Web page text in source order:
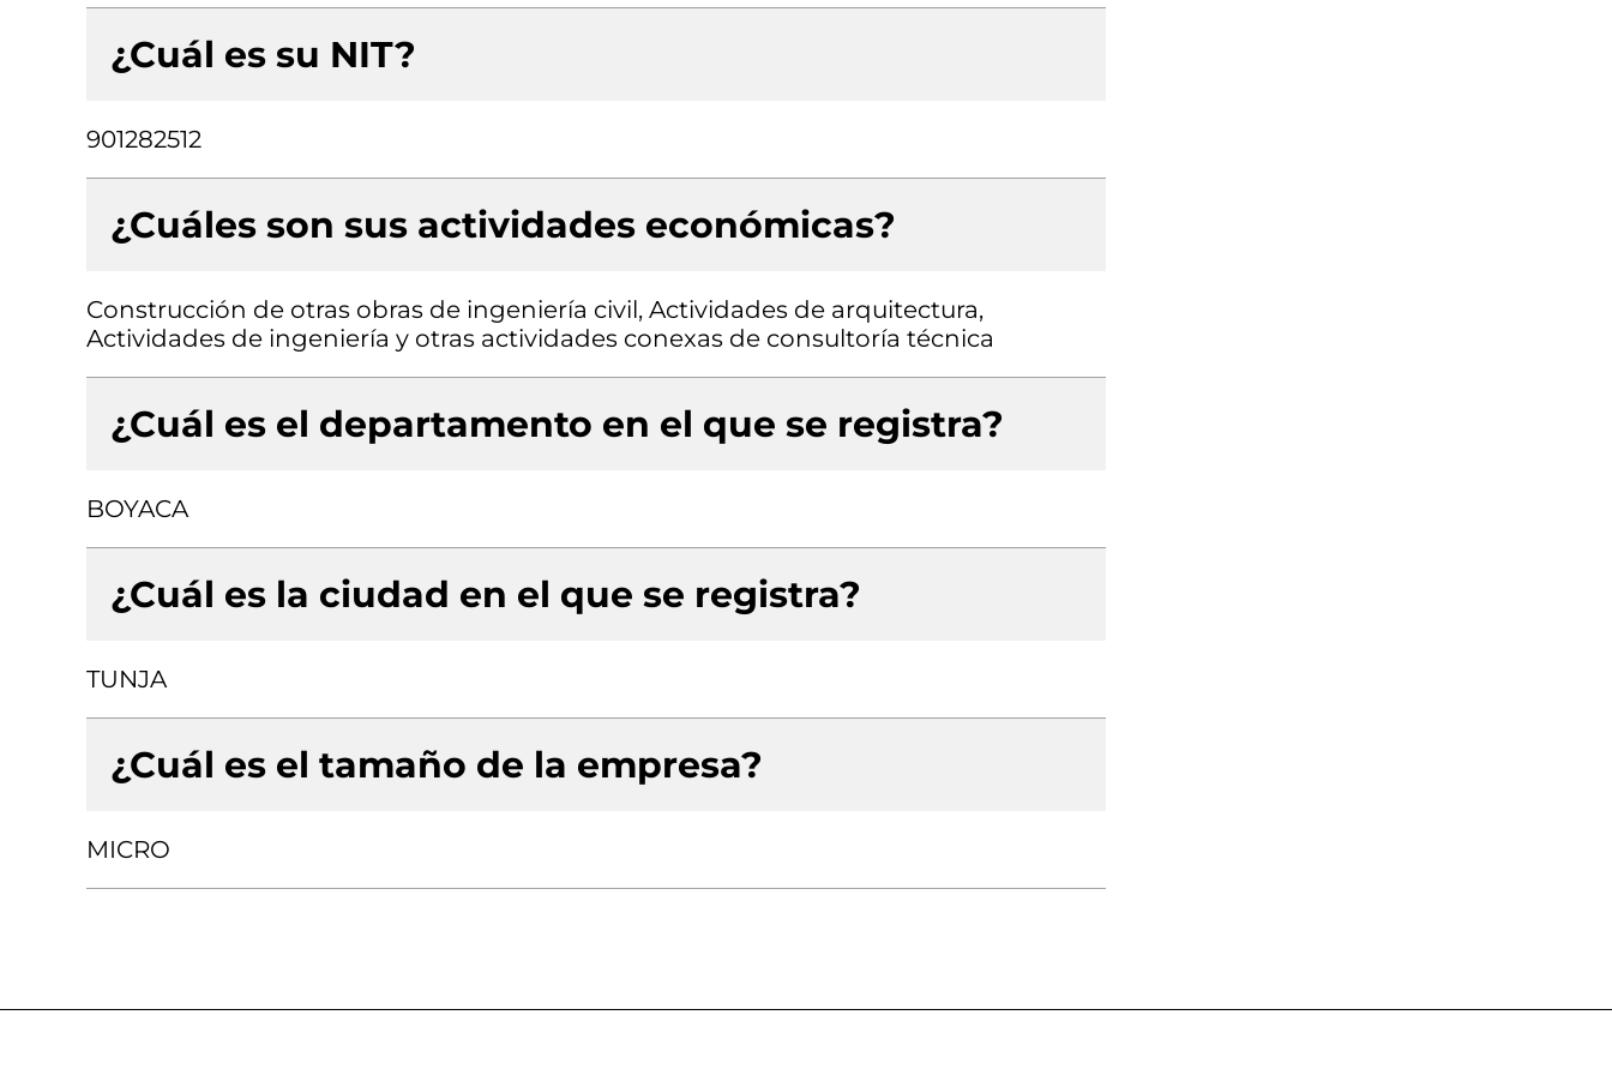
¿Cuál es su NIT?
901282512
¿Cuáles son sus actividades económicas?
Construcción de otras obras de ingeniería civil, Actividades de arquitectura,
Actividades de ingeniería y otras actividades conexas de consultoría técnica
¿Cuál es el departamento en el que se registra?
BOYACA
¿Cuál es la ciudad en el que se registra?
TUNJA
¿Cuál es el tamaño de la empresa?
MICRO